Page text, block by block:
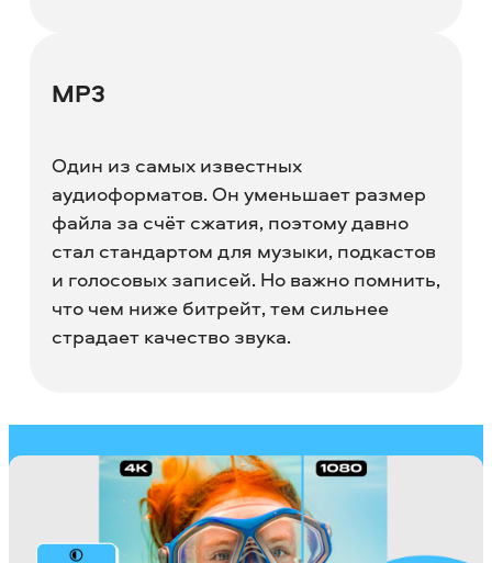
MP3
Один из самых известных
аудиоформатов. Он уменьшает размер
файла за счёт сжатия, поэтому давно
стал стандартом для музыки, подкастов
и голосовых записей. Но важно помнить,
что чем ниже битрейт, тем сильнее
страдает качество звука.